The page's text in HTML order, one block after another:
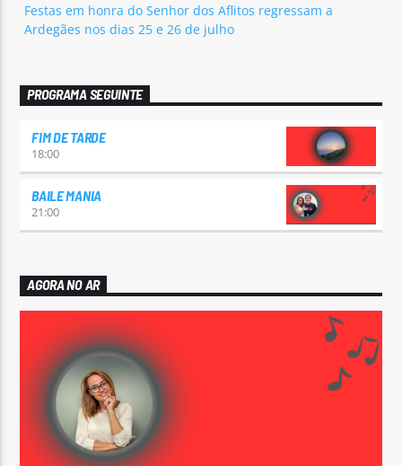
Festas em honra do Senhor dos Aflitos regressam a
Ardegães nos dias 25 e 26 de julho
PROGRAMA SEGUINTE
FIM DE TARDE
18:00
BAILE MANIA
21:00
AGORA NO AR